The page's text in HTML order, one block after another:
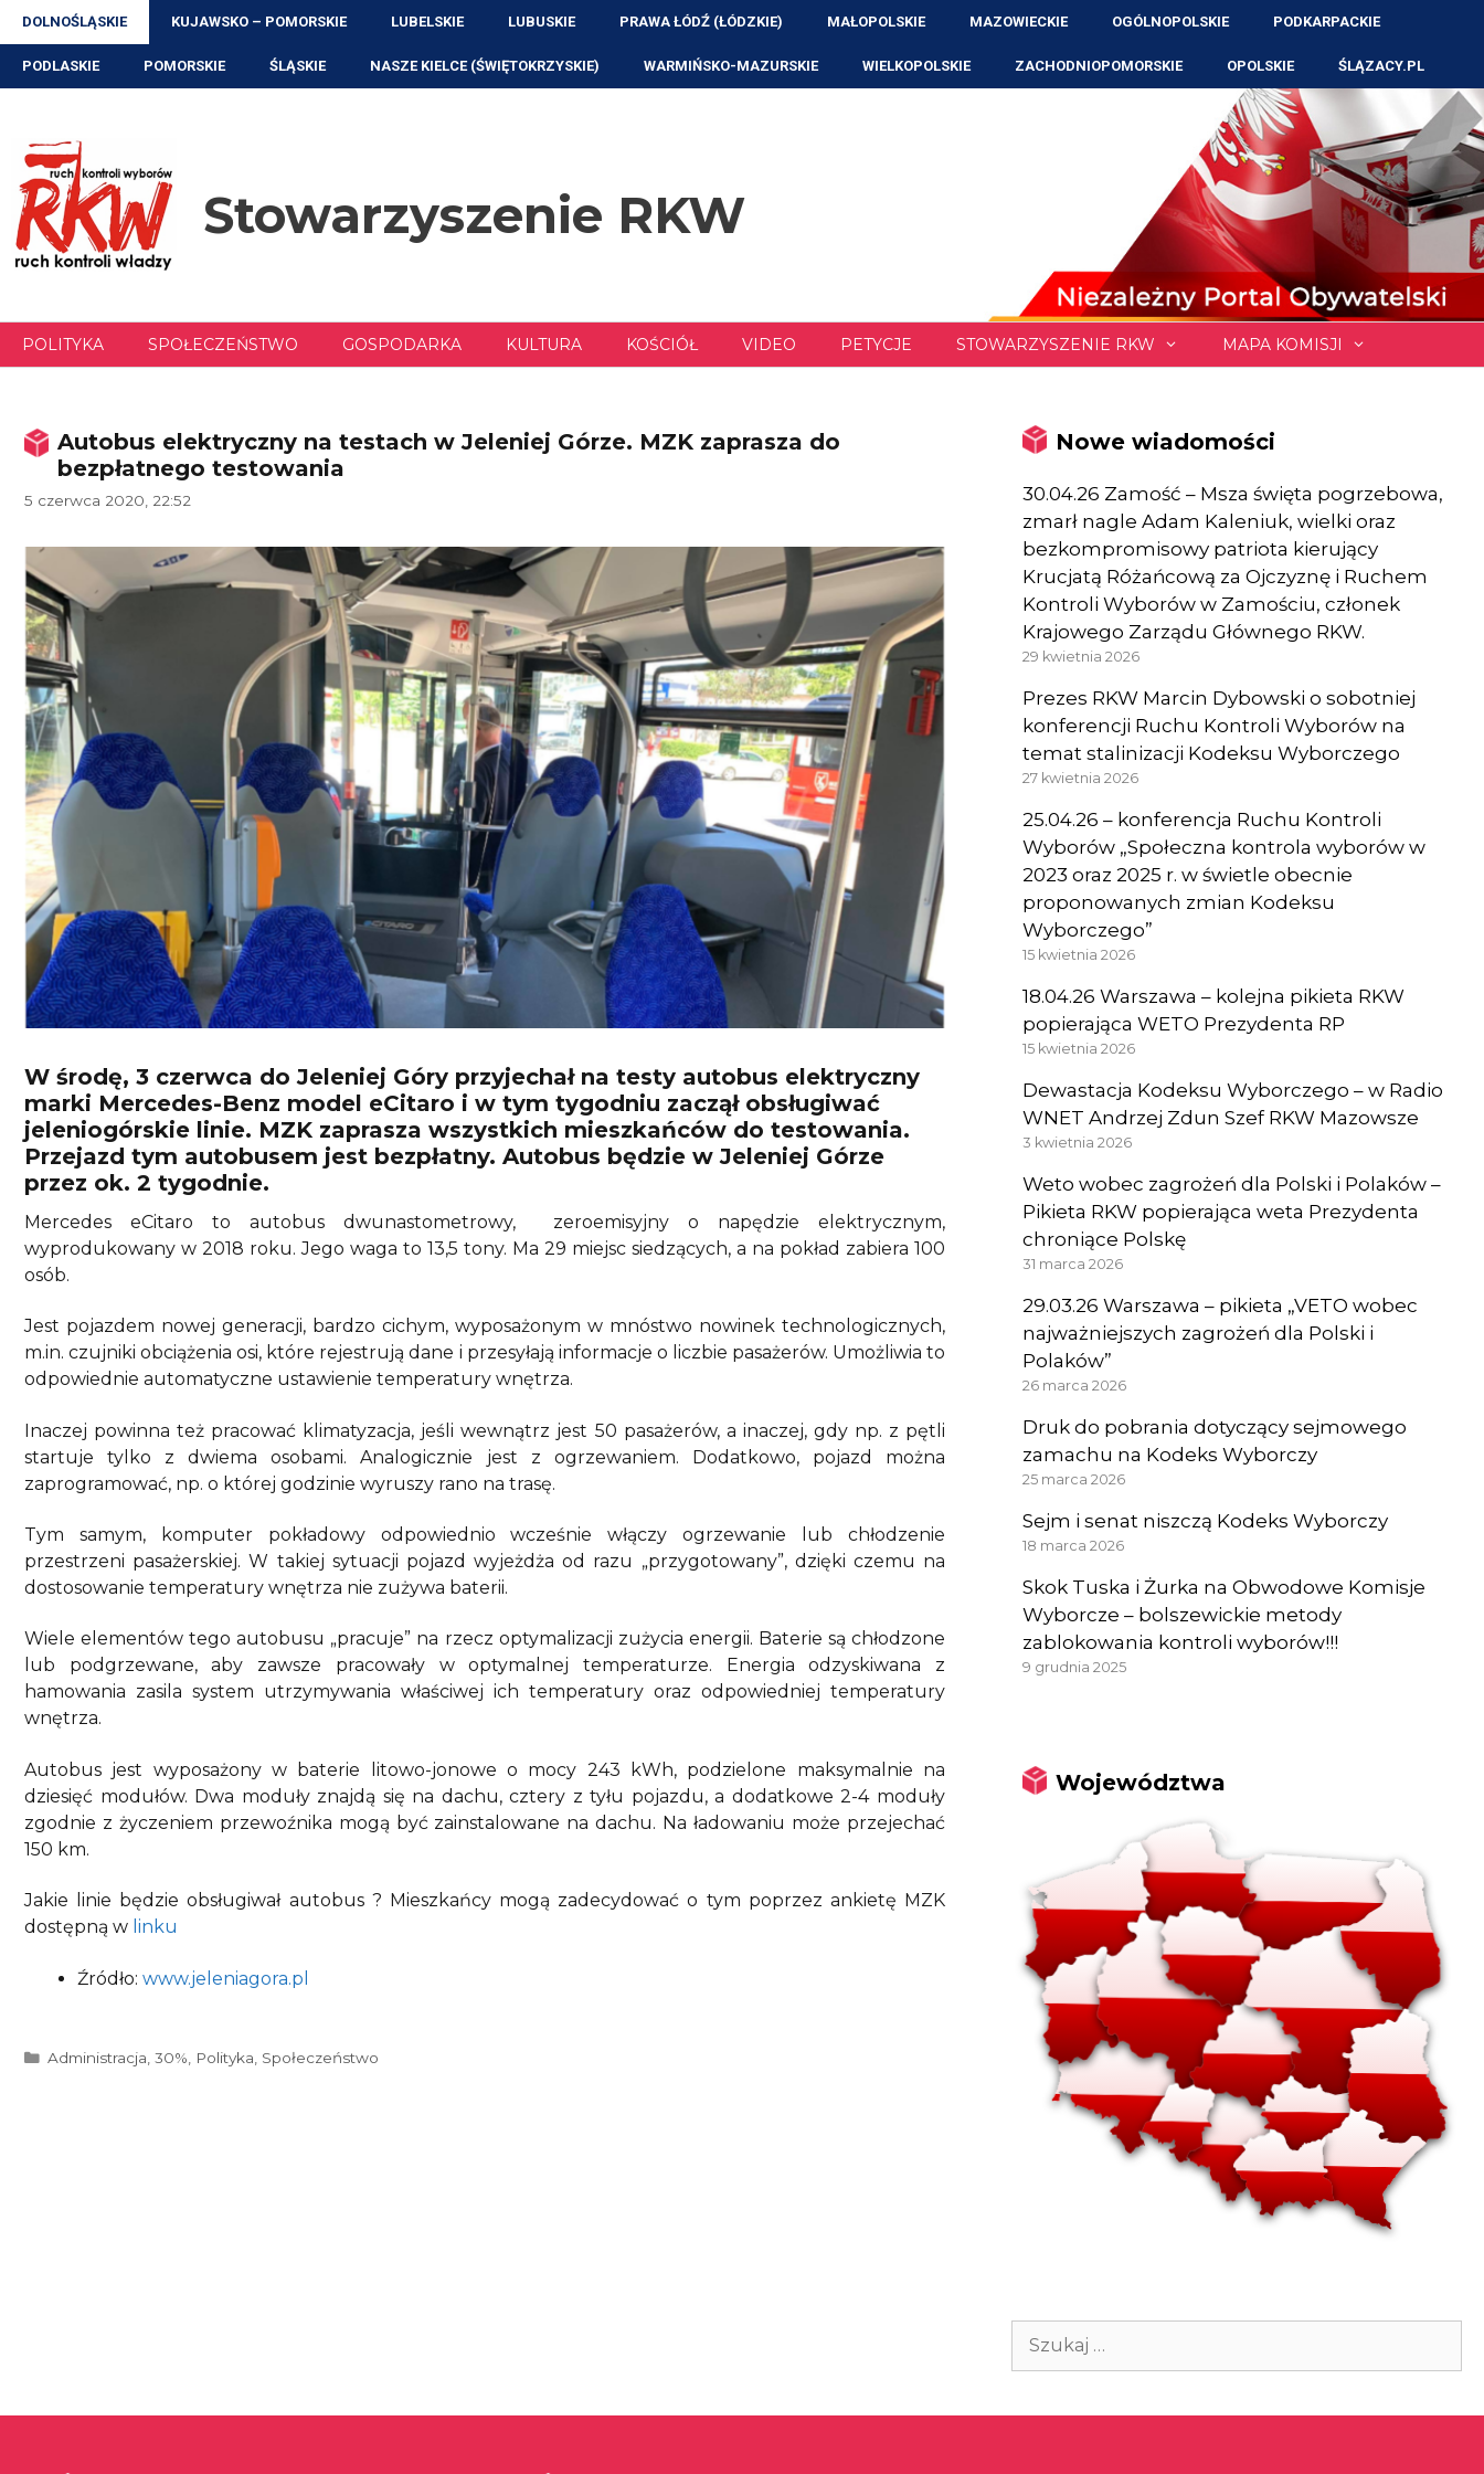
Przejdź
treści
DOLNOŚLĄSKIE KUJAWSKO – POMORSKIE LUBELSKIE LUBUSKIE PRAWA ŁÓDŹ (ŁÓDZKIE) MAŁOPOLSKIE MAZOWIECKIE OGÓLNOPOLSKIE PODKARPACKIE
PODLASKIE POMORSKIE ŚLĄSKIE NASZE KIELCE (ŚWIĘTOKRZYSKIE) WARMIŃSKO-MAZURSKIE WIELKOPOLSKIE ZACHODNIOPOMORSKIE OPOLSKIE ŚLĄZACY.PL
Stowarzyszenie RKW
POLITYKA SPOŁECZEŃSTWO GOSPODARKA KULTURA KOŚCIÓŁ VIDEO PETYCJE STOWARZYSZENIE RKW MAPA KOMISJI
Autobus elektryczny na testach w Jeleniej Górze. MZK zaprasza do
bezpłatnego testowania
5 czerwca 2020, 22:52
W środę, 3 czerwca do Jeleniej Góry przyjechał na testy autobus elektryczny
marki Mercedes-Benz model eCitaro i w tym tygodniu zaczął obsługiwać
jeleniogórskie linie. MZK zaprasza wszystkich mieszkańców do testowania.
Przejazd tym autobusem jest bezpłatny. Autobus będzie w Jeleniej Górze
przez ok. 2 tygodnie.
Mercedes eCitaro to autobus dwunastometrowy, zeroemisyjny o napędzie elektrycznym,
wyprodukowany w 2018 roku. Jego waga to 13,5 tony. Ma 29 miejsc siedzących, a na pokład zabiera 100
osób.
Jest pojazdem nowej generacji, bardzo cichym, wyposażonym w mnóstwo nowinek technologicznych,
m.in. czujniki obciążenia osi, które rejestrują dane i przesyłają informacje o liczbie pasażerów. Umożliwia to
odpowiednie automatyczne ustawienie temperatury wnętrza.
Inaczej powinna też pracować klimatyzacja, jeśli wewnątrz jest 50 pasażerów, a inaczej, gdy np. z pętli
startuje tylko z dwiema osobami. Analogicznie jest z ogrzewaniem. Dodatkowo, pojazd można
zaprogramować, np. o której godzinie wyruszy rano na trasę.
Tym samym, komputer pokładowy odpowiednio wcześnie włączy ogrzewanie lub chłodzenie
przestrzeni pasażerskiej. W takiej sytuacji pojazd wyjeżdża od razu „przygotowany”, dzięki czemu na
dostosowanie temperatury wnętrza nie zużywa baterii.
Wiele elementów tego autobusu „pracuje” na rzecz optymalizacji zużycia energii. Baterie są chłodzone
lub podgrzewane, aby zawsze pracowały w optymalnej temperaturze. Energia odzyskiwana z
hamowania zasila system utrzymywania właściwej ich temperatury oraz odpowiedniej temperatury
wnętrza.
Autobus jest wyposażony w baterie litowo-jonowe o mocy 243 kWh, podzielone maksymalnie na
dziesięć modułów. Dwa moduły znajdą się na dachu, cztery z tyłu pojazdu, a dodatkowe 2-4 moduły
zgodnie z życzeniem przewoźnika mogą być zainstalowane na dachu. Na ładowaniu może przejechać
150 km.
Jakie linie będzie obsługiwał autobus ? Mieszkańcy mogą zadecydować o tym poprzez ankietę MZK
dostępną w linku
Źródło: www.jeleniagora.pl
Kategorie
Administracja,30%, Polityka, Społeczeństwo
Nowe wiadomości
30.04.26 Zamość – Msza święta pogrzebowa,
zmarł nagle Adam Kaleniuk, wielki oraz
bezkompromisowy patriota kierujący
Krucjatą Różańcową za Ojczyznę i Ruchem
Kontroli Wyborów w Zamościu, członek
Krajowego Zarządu Głównego RKW.
29 kwietnia 2026
Prezes RKW Marcin Dybowski o sobotniej
konferencji Ruchu Kontroli Wyborów na
temat stalinizacji Kodeksu Wyborczego
27 kwietnia 2026
25.04.26 – konferencja Ruchu Kontroli
Wyborów „Społeczna kontrola wyborów w
2023 oraz 2025 r. w świetle obecnie
proponowanych zmian Kodeksu
Wyborczego”
15 kwietnia 2026
18.04.26 Warszawa – kolejna pikieta RKW
popierająca WETO Prezydenta RP
15 kwietnia 2026
Dewastacja Kodeksu Wyborczego – w Radio
WNET Andrzej Zdun Szef RKW Mazowsze
3 kwietnia 2026
Weto wobec zagrożeń dla Polski i Polaków –
Pikieta RKW popierająca weta Prezydenta
chroniące Polskę
31 marca 2026
29.03.26 Warszawa – pikieta „VETO wobec
najważniejszych zagrożeń dla Polski i
Polaków”
26 marca 2026
Druk do pobrania dotyczący sejmowego
zamachu na Kodeks Wyborczy
25 marca 2026
Sejm i senat niszczą Kodeks Wyborczy
18 marca 2026
Skok Tuska i Żurka na Obwodowe Komisje
Wyborcze – bolszewickie metody
zablokowania kontroli wyborów!!!
9 grudnia 2025
Województwa
Szukaj: